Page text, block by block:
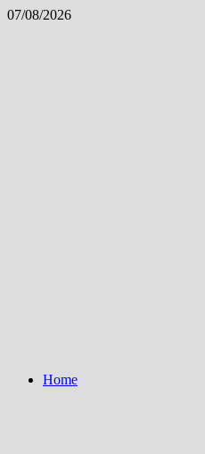
Skip
07/08/2026
Home